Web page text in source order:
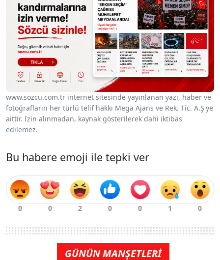
www.sozcu.com.tr internet sitesinde yayınlanan yazı, haber ve
fotoğrafların her türlü telif hakkı Mega Ajans ve Rek. Tic. A.Ş'ye
aittir. İzin alınmadan, kaynak gösterilerek dahi iktibas
edilemez.
Bu habere emoji ile tepki ver
GÜNÜN MANŞETLERİ